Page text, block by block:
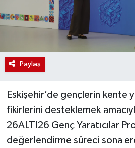
Paylaş
Eskişehir’de gençlerin kente
fikirlerini desteklemek
26ALTI26 Genç Yaratıcılar
değerlendirme süreci sona